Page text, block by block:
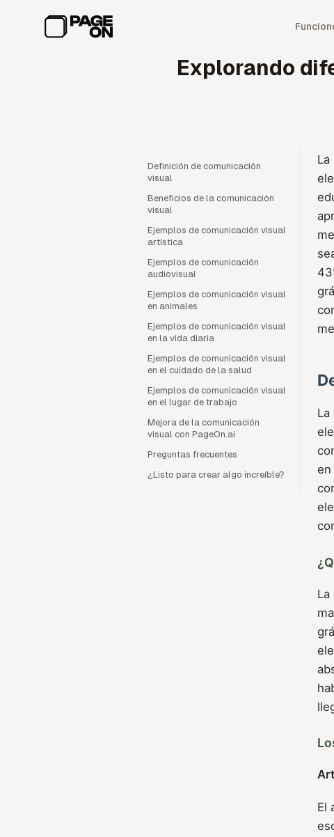
Explorando
Definición de comunicación
visual
Beneficios de la comunicación
visual
Ejemplos de comunicación visual
artística
Ejemplos de comunicación
audiovisual
Ejemplos de comunicación visual
en animales
Ejemplos de comunicación visual
en la vida diaria
Ejemplos de comunicación visual
en el cuidado de la salud
Ejemplos de comunicación visual
en el lugar de trabajo
Mejora de la comunicación
visual con PageOn.ai
Preguntas frecuentes
¿Listo para crear algo increíble?
en
El